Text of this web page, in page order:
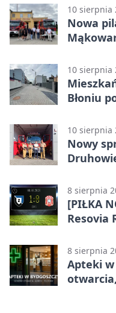
10 sierpnia
Nowa
10 sierpnia
Błoniu
10 sierpnia
Nowy
8 sierpnia
[PIŁKA
Resovia
8 sierpnia
Apteki w